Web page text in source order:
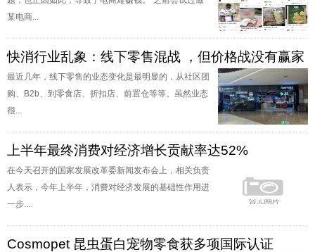
某电商...
快消行业乱象：线下零售混战 ，但价格战没有赢家
最近几年，线下零售的业态变化是最明显的，从社区团
购、B2b、到零食店、折扣店、前置仓等等。虽然业态
很...
上半年最终消费对经济增长贡献率达52%
在今天召开的国家发展改革委新闻发布会上，相关负责
人表示，今年上半年，消费对经济发展的基础性作用进
一步...
Cosmopet 昆虫蛋白宠物零食获多项国际认证